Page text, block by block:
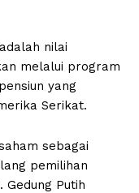
nilai
melalui program
yang
Serikat.
sebagai
pemilihan
Putih